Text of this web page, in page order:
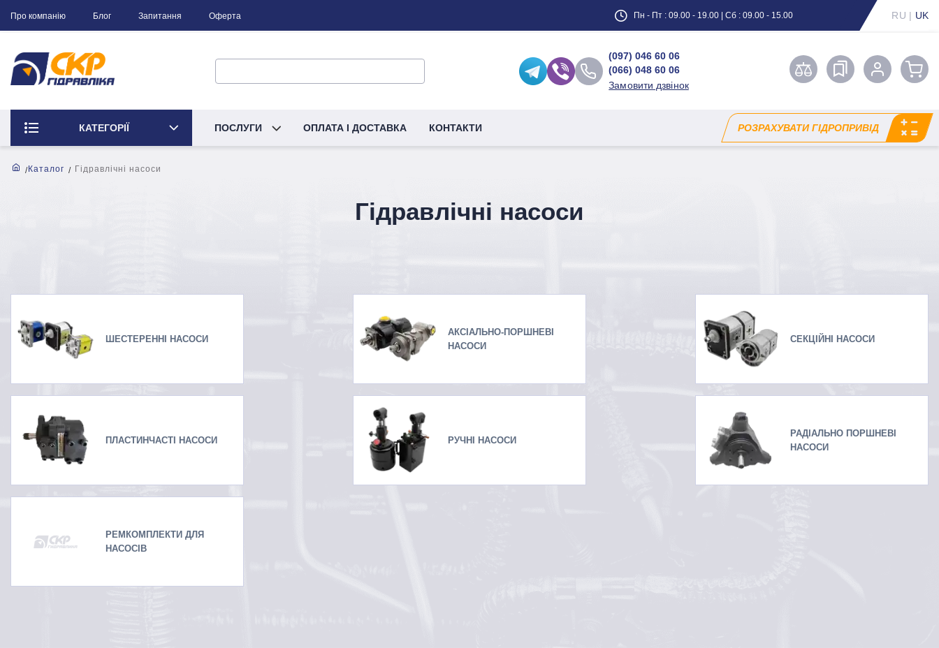
Про компанію Блог Запитання Оферта Пн - Пт : 09.00 - 19.00 | Сб : 09.00 - 15.00 RU | UK
(097) 046 60 06
(066) 048 60 06
Замовити дзвінок
КАТЕГОРІЇ ПОСЛУГИ ОПЛАТА І ДОСТАВКА КОНТАКТИ РОЗРАХУВАТИ ГІДРОПРИВІД
Каталог Гідравлічні насоси
Гідравлічні насоси
ШЕСТЕРЕННІ НАСОСИ
АКСІАЛЬНО-ПОРШНЕВІ
НАСОСИ
СЕКЦІЙНІ НАСОСИ
ПЛАСТИНЧАСТІ НАСОСИ РУЧНІ НАСОСИ
РАДІАЛЬНО ПОРШНЕВІ
НАСОСИ
РЕМКОМПЛЕКТИ ДЛЯ
НАСОСІВ